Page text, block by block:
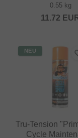
0.55 kg
11.72
NEU
Tru-Tension
Cycle